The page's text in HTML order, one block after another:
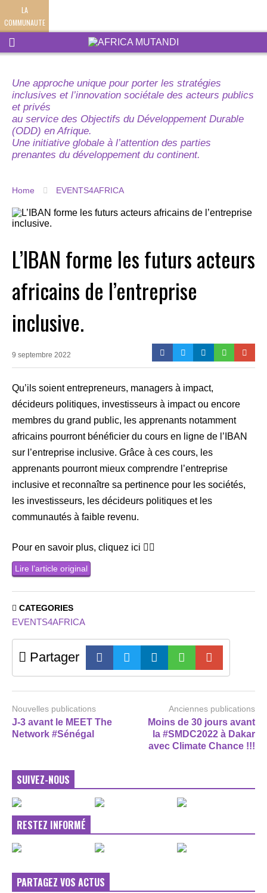
LA
COMMUNAUTE
Une approche unique pour porter les stratégies
inclusives et l’innovation sociétale des acteurs publics
et privés
au service des Objectifs du Développement Durable
(ODD) en Afrique.
Une initiative globale à l’attention des parties
prenantes du développement du continent.
Home EVENTS4AFRICA
L’IBAN forme les futurs acteurs
africains de l’entreprise
inclusive.
9 septembre 2022
Qu’ils soient entrepreneurs, managers à impact,
décideurs politiques, investisseurs à impact ou encore
membres du grand public, les apprenants notamment
africains pourront bénéficier du cours en ligne de l’IBAN
sur l’entreprise inclusive. Grâce à ces cours, les
apprenants pourront mieux comprendre l’entreprise
inclusive et reconnaître sa pertinence pour les sociétés,
les investisseurs, les décideurs politiques et les
communautés à faible revenu.
Pour en savoir plus, cliquez ici 👇🏻
Lire l’article original
CATEGORIES
EVENTS4AFRICA
Partager
Nouvelles publications
J-3 avant le MEET The
Network #Sénégal
Anciennes publications
Moins de 30 jours avant
la #SMDC2022 à Dakar
avec Climate Chance !!!
SUIVEZ-NOUS
RESTEZ INFORMÉ
PARTAGEZ VOS ACTUS